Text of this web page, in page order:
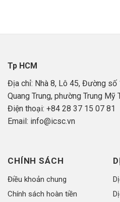
Tp HCM
Địa chỉ: Nhà 8, Lô 45, Đường số
Quang Trung, phường Trung Mỹ
Điện thoại: +84 28 37 15 07 81
Email: info@icsc.vn
CHÍNH SÁCH
Điều khoản chung
Chính sách hoàn tiền